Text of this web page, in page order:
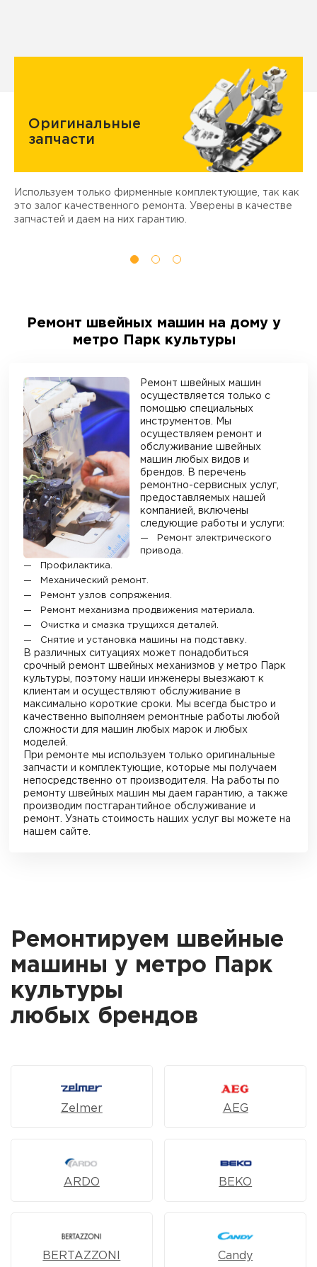
Оригинальные
запчасти
Используем только фирменные комплектующие, так как
это залог качественного ремонта. Уверены в качестве
запчастей и даем на них гарантию.
Ремонт швейных машин на дому у
метро Парк культуры
Ремонт швейных машин
осуществляется только с
помощью специальных
инструментов. Мы
осуществляем ремонт и
обслуживание швейных
машин любых видов и
брендов. В перечень
ремонтно-сервисных услуг,
предоставляемых нашей
компанией, включены
следующие работы и услуги:
Ремонт электрического
привода.
Профилактика.
Механический ремонт.
Ремонт узлов сопряжения.
Ремонт механизма продвижения материала.
Очистка и смазка трущихся деталей.
Снятие и установка машины на подставку.
В различных ситуациях может понадобиться
срочный ремонт швейных механизмову метро Парк
культуры
, поэтому наши инженеры выезжают к
клиентам и осуществляют обслуживание в
максимально короткие сроки. Мы всегда быстро и
качественно выполняем ремонтные работы любой
сложности для машин любых марок и любых
моделей.
При ремонте мы используем только оригинальные
запчасти и комплектующие, которые мы получаем
непосредственно от производителя. На работы по
ремонту швейных машин мы даем гарантию, а также
производим постгарантийное обслуживание и
ремонт. Узнать стоимость наших услуг вы можете на
нашем сайте.
Ремонтируем швейные
машины у метро Парк
культуры
любых брендов
Zelmer AEG
ARDO BEKO
BERTAZZONI Candy